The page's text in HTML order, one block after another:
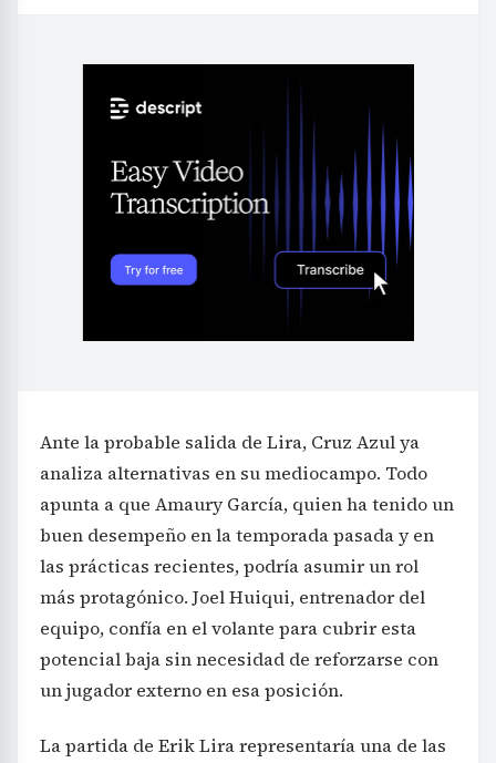
Ante la probable salida de Lira, Cruz Azul ya
analiza alternativas en su mediocampo. Todo
apunta a que Amaury García, quien ha tenido un
buen desempeño en la temporada pasada y en
las prácticas recientes, podría asumir un rol
más protagónico. Joel Huiqui, entrenador del
equipo, confía en el volante para cubrir esta
potencial baja sin necesidad de reforzarse con
un jugador externo en esa posición.
La partida de Erik Lira representaría una de las